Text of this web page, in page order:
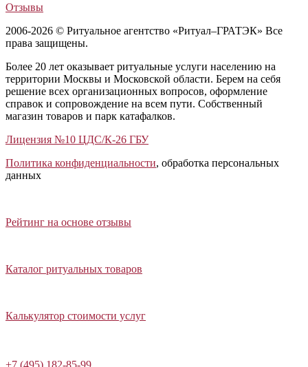
Отзывы
2006-2026 © Ритуальное агентство «Ритуал–ГРАТЭК» Все
права защищены.
Более 20 лет оказывает ритуальные услуги населению на
территории Москвы и Московской области. Берем на себя
решение всех организационных вопросов, оформление
справок и сопровождение на всем пути. Собственный
магазин товаров и парк катафалков.
Лицензия №10 ЦДС/К-26 ГБУ
Политика конфиденциальности, обработка персональных
данных
Рейтинг на основе отзывы
Каталог ритуальных товаров
Калькулятор стоимости услуг
+7 (495) 182-85-99